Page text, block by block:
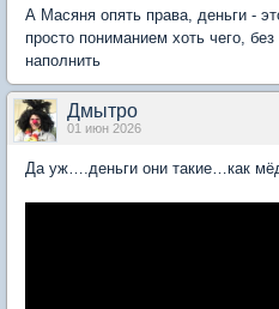
А Масяня опять права, деньги -
просто пониманием хоть чего,
наполнить
Дмытро
01 июн 2026
Да уж….деньги они такие…как